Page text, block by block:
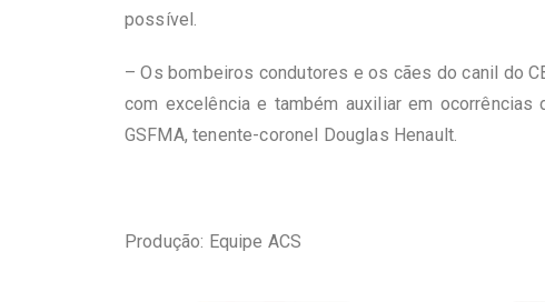
possível.
– Os bombeiros condutores e os cães do canil do
com excelência e também auxiliar em
GSFMA, tenente-coronel Douglas Henault.
Produção: Equipe ACS